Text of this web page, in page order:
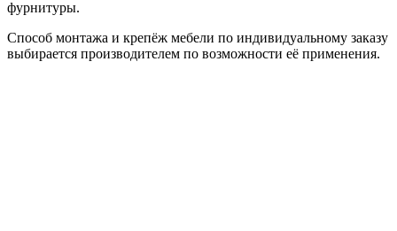
фурнитуры.
Способ монтажа и крепёж мебели по индивидуальному заказу
выбирается производителем по возможности её применения.